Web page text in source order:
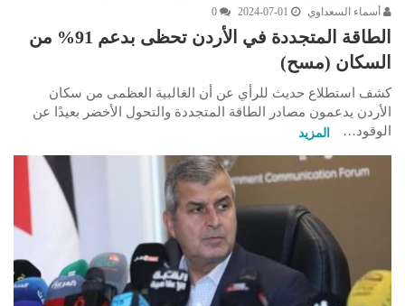
أسماء السعداوي 2024-07-01
0
الطاقة المتجددة في الأردن تحظى بدعم 91% من
السكان (مسح)
كشف استطلاع حديث للرأي عن أن الغالبية العظمى من سكان
الأردن يدعمون مصادر الطاقة المتجددة والتحول الأخضر بعيدًا عن
الوقود…
المزيد